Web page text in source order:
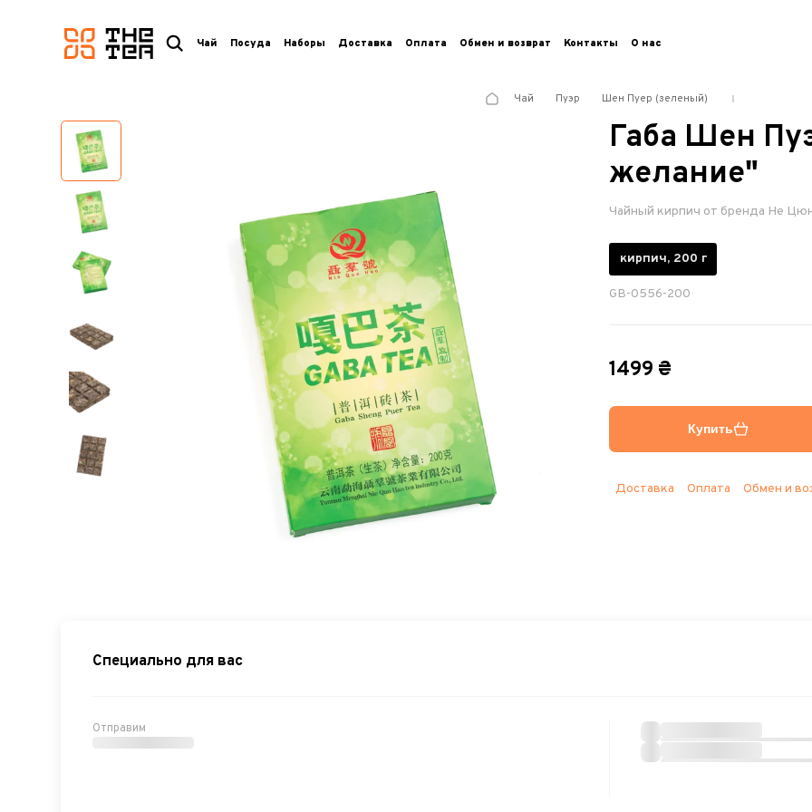
логотип
Чай Посуда Наборы Доставка Оплата Обмен и возврат Контакты О нас
Чай Пуэр Шен Пуер (зеленый)
Габа Шен
желание"
Чайный кирпич от бренда Не
кирпич, 200 г
GB-0556-200
1499 ₴
Купить
Доставка Оплата Обмен и
Специально для вас
Отправим